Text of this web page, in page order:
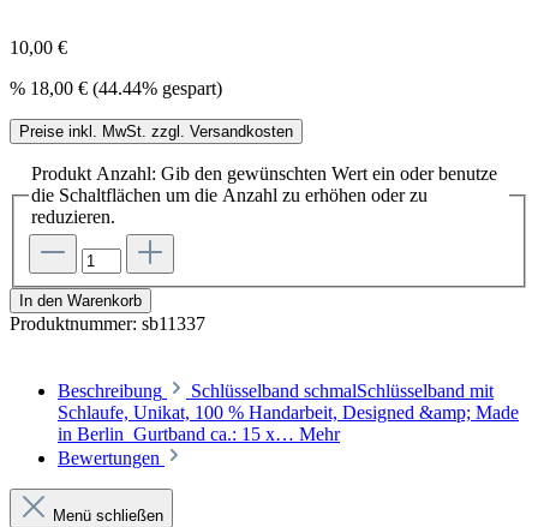
10,00 €
% 18,00 € (44.44% gespart)
Preise inkl. MwSt. zzgl. Versandkosten
Produkt Anzahl: Gib den gewünschten Wert ein oder benutze
die Schaltflächen um die Anzahl zu erhöhen oder zu
reduzieren.
In den Warenkorb
Produktnummer: sb11337
Beschreibung
Schlüsselband schmalSchlüsselband mit
Schlaufe, Unikat, 100 % Handarbeit, Designed &amp; Made
in Berlin Gurtband ca.: 15 x… Mehr
Bewertungen
Menü schließen